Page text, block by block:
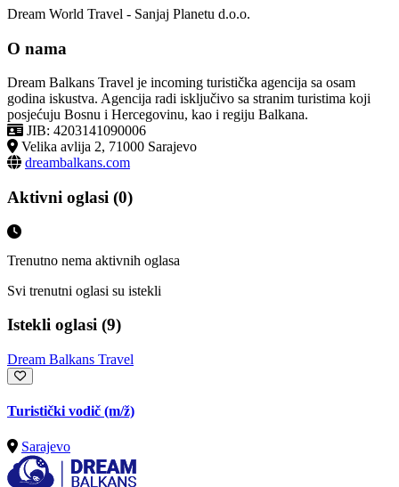
Dream World Travel - Sanjaj Planetu d.o.o.
O nama
Dream Balkans Travel je incoming turistička agencija sa osam
godina iskustva. Agencija radi isključivo sa stranim turistima koji
posjećuju Bosnu i Hercegovinu, kao i regiju Balkana.
JIB: 4203141090006
Velika avlija 2, 71000 Sarajevo
dreambalkans.com
Aktivni oglasi (0)
Trenutno nema aktivnih oglasa
Svi trenutni oglasi su istekli
Istekli oglasi (9)
Dream Balkans Travel
Turistički vodič (m/ž)
Sarajevo